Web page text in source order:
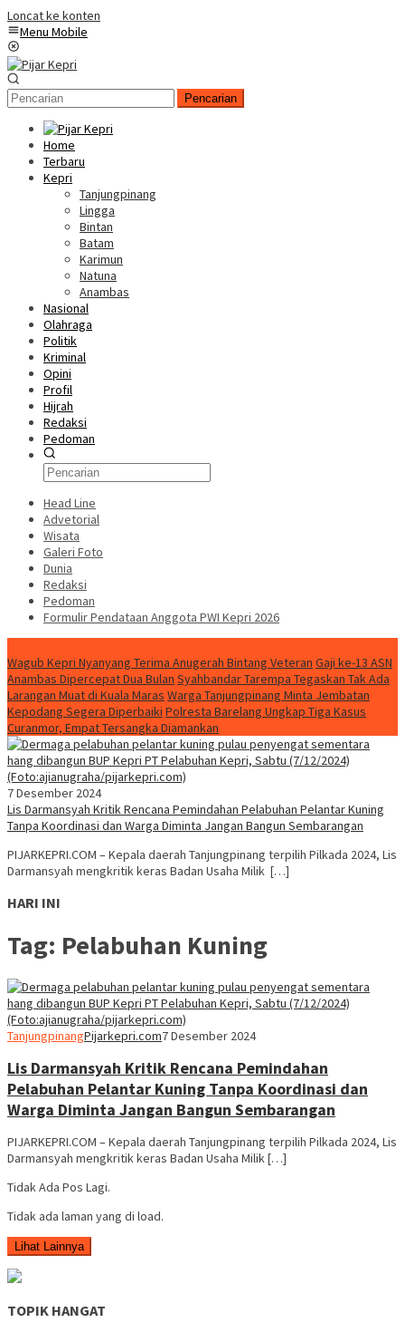
Loncat ke konten
Menu Mobile
Pencarian
Home
Terbaru
Kepri
Tanjungpinang
Lingga
Bintan
Batam
Karimun
Natuna
Anambas
Nasional
Olahraga
Politik
Kriminal
Opini
Profil
Hijrah
Redaksi
Pedoman
Head Line
Advetorial
Wisata
Galeri Foto
Dunia
Redaksi
Pedoman
Formulir Pendataan Anggota PWI Kepri 2026
Wagub Kepri Nyanyang Terima Anugerah Bintang Veteran Gaji ke-13 ASN
Anambas Dipercepat Dua Bulan Syahbandar Tarempa Tegaskan Tak Ada
Larangan Muat di Kuala Maras Warga Tanjungpinang Minta Jembatan
Kepodang Segera Diperbaiki Polresta Barelang Ungkap Tiga Kasus
Curanmor, Empat Tersangka Diamankan
7 Desember 2024
Lis Darmansyah Kritik Rencana Pemindahan Pelabuhan Pelantar Kuning
Tanpa Koordinasi dan Warga Diminta Jangan Bangun Sembarangan
PIJARKEPRI.COM – Kepala daerah Tanjungpinang terpilih Pilkada 2024, Lis
Darmansyah mengkritik keras Badan Usaha Milik […]
HARI INI
Tag: Pelabuhan Kuning
TanjungpinangPijarkepri.com7 Desember 2024
Lis Darmansyah Kritik Rencana Pemindahan
Pelabuhan Pelantar Kuning Tanpa Koordinasi dan
Warga Diminta Jangan Bangun Sembarangan
PIJARKEPRI.COM – Kepala daerah Tanjungpinang terpilih Pilkada 2024, Lis
Darmansyah mengkritik keras Badan Usaha Milik […]
Tidak Ada Pos Lagi.
Tidak ada laman yang di load.
Lihat Lainnya
TOPIK HANGAT